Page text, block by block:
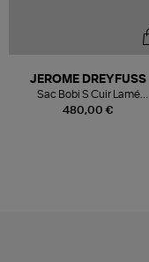
480,00 €
JEROME DREYFUSS
Sac Bobi S Cuir Lamé
Champagne